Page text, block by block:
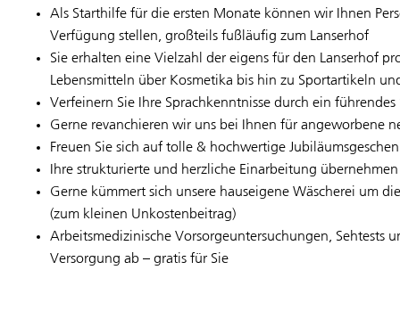
Als Starthilfe für die ersten Monate können wir Ihnen
Verfügung stellen, großteils fußläufig zum Lanserhof
Sie erhalten eine Vielzahl der eigens für den Lanserhof
Lebensmitteln über Kosmetika bis hin zu Sportartikeln
Verfeinern Sie Ihre Sprachkenntnisse durch ein
Gerne revanchieren wir uns bei Ihnen für angeworbene
Freuen Sie sich auf tolle & hochwertige
Ihre strukturierte und herzliche Einarbeitung
Gerne kümmert sich unsere hauseigene Wäscherei um
(zum kleinen Unkostenbeitrag)
Arbeitsmedizinische Vorsorgeuntersuchungen, Sehtests
Versorgung ab – gratis für Sie